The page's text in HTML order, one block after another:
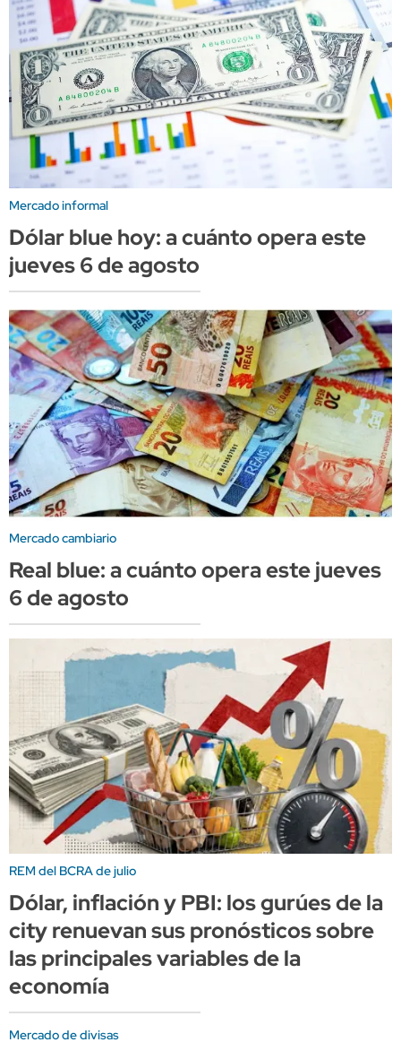
Mercado informal
Dólar blue hoy: a cuánto opera este
jueves 6 de agosto
Mercado cambiario
Real blue: a cuánto opera este jueves
6 de agosto
REM del BCRA de julio
Dólar, inflación y PBI: los gurúes de la
city renuevan sus pronósticos sobre
las principales variables de la
economía
Mercado de divisas